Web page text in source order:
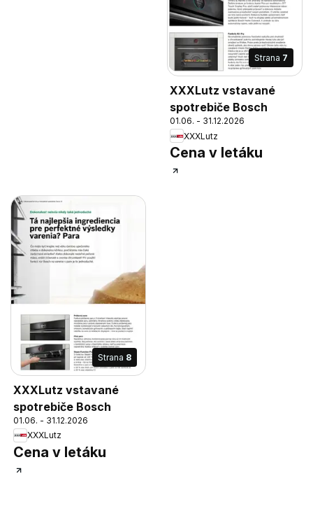
Strana 7
XXXLutz vstavané
spotrebiče Bosch
01.06. - 31.12.2026
XXXLutz
Cena v letáku
Strana 8
XXXLutz vstavané
spotrebiče Bosch
01.06. - 31.12.2026
XXXLutz
Cena v letáku